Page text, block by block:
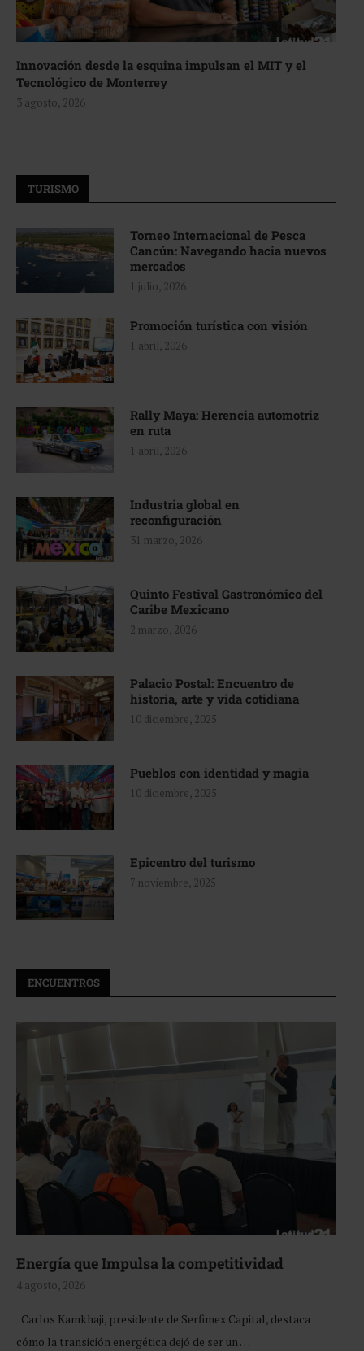
Innovación desde la esquina impulsan el MIT y el
Tecnológico de Monterrey
3 agosto, 2026
TURISMO
Torneo Internacional de Pesca
Cancún: Navegando hacia nuevos
mercados
1 julio, 2026
Promoción turística con visión
1 abril, 2026
Rally Maya: Herencia automotriz
en ruta
1 abril, 2026
Industria global en
reconfiguración
31 marzo, 2026
Quinto Festival Gastronómico del
Caribe Mexicano
2 marzo, 2026
Palacio Postal: Encuentro de
historia, arte y vida cotidiana
10 diciembre, 2025
Pueblos con identidad y magia
10 diciembre, 2025
Epicentro del turismo
7 noviembre, 2025
ENCUENTROS
Energía que Impulsa la competitividad
4 agosto, 2026
Carlos Kamkhaji, presidente de Serfimex Capital, destaca
cómo la transición energética dejó de ser un …